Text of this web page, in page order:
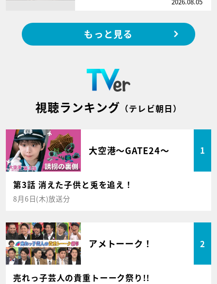
もっと見る
視聴ランキング （テレビ朝日）
大空港～GATE24～ 1
第3話 消えた子供と兎を追え！
8月6日(木)放送分
アメトーーク！ 2
売れっ子芸人の貴重トーーク祭り!!